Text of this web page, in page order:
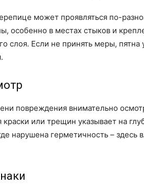
может проявляться по-
особенно в местах стыков и
слоя. Если не принять меры, пятна
повреждения внимательно
или трещин указывает на
нарушена герметичность – здесь